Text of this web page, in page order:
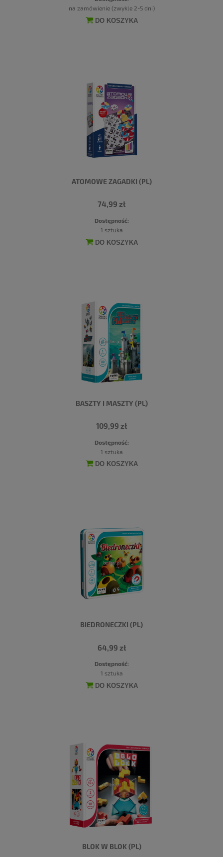
na zamówienie (zwykle 2-5 dni)
DO KOSZYKA
ATOMOWE ZAGADKI (PL)
74,99 zł
Dostępność:
1 sztuka
DO KOSZYKA
BASZTY I MASZTY (PL)
109,99 zł
Dostępność:
1 sztuka
DO KOSZYKA
BIEDRONECZKI (PL)
64,99 zł
Dostępność:
1 sztuka
DO KOSZYKA
BLOK W BLOK (PL)